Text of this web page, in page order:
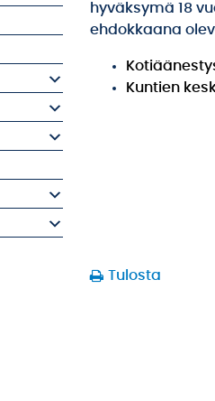
hyväksymä 18
ehdokkaana
Kuntien
Tulosta